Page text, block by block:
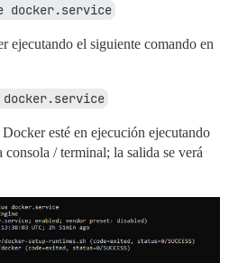
docker.service
ejecutando el siguiente comando en
esté en ejecución ejecutando
/ terminal; la salida se verá